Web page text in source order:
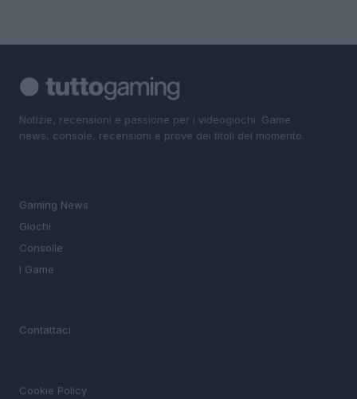
Notizie, recensioni e passione per i videogiochi. Game
news, console, recensioni e prove dei titoli del momento.
Gaming News
Giochi
Consolle
I Game
Contattaci
Cookie Policy